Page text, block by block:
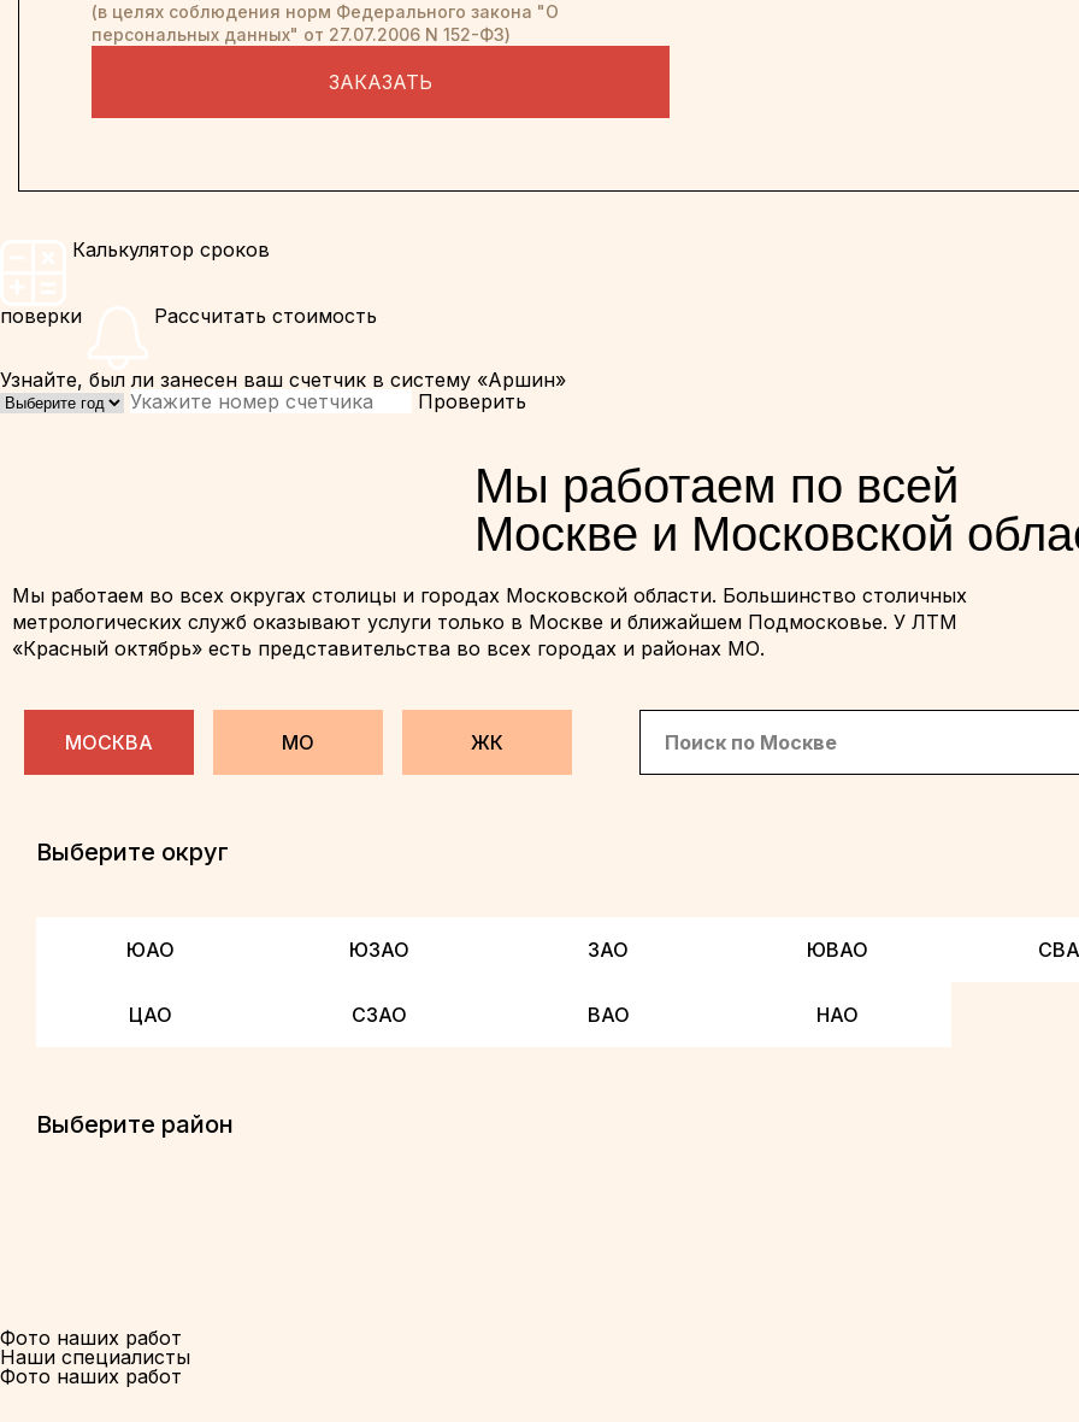
(в целях соблюдения норм Федерального закона "О
персональных данных" от 27.07.2006 N 152-ФЗ)
ЗАКАЗАТЬ
Калькулятор сроков
поверки Рассчитать стоимость
Узнайте, был ли занесен ваш счетчик в систему «Аршин»
Проверить
Мы работаем по всей
Москве и Московской
Мы работаем во всех округах столицы и городах Московской области. Большинство столичных
метрологических служб оказывают услуги только в Москве и ближайшем Подмосковье. У ЛТМ
«Красный октябрь» есть представительства во всех городах и районах МО.
МОСКВА МО ЖК
Выберите округ
ЮАО ЮЗАО ЗАО ЮВАО
ЦАО СЗАО ВАО НАО
Выберите район
Фото наших работ
Наши специалисты
Фото наших работ